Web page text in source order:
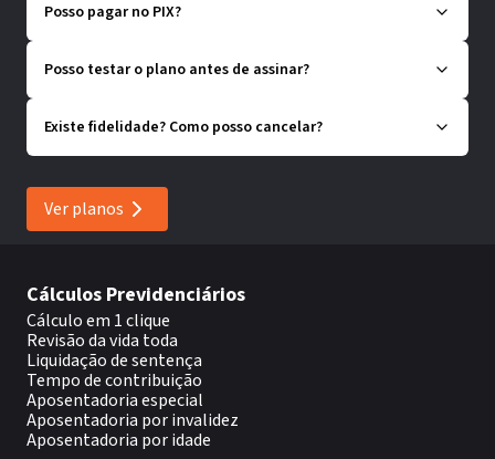
Posso pagar no PIX?
Posso testar o plano antes de assinar?
Existe fidelidade? Como posso cancelar?
Ver planos
Cálculos Previdenciários
Cálculo em 1 clique
Revisão da vida toda
Liquidação de sentença
Tempo de contribuição
Aposentadoria especial
Aposentadoria por invalidez
Aposentadoria por idade